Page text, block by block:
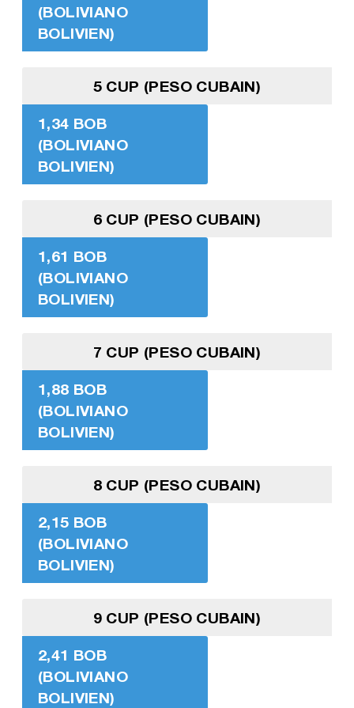
(BOLIVIANO
BOLIVIEN)
5 CUP (PESO CUBAIN)
1,34 BOB
(BOLIVIANO
BOLIVIEN)
6 CUP (PESO CUBAIN)
1,61 BOB
(BOLIVIANO
BOLIVIEN)
7 CUP (PESO CUBAIN)
1,88 BOB
(BOLIVIANO
BOLIVIEN)
8 CUP (PESO CUBAIN)
2,15 BOB
(BOLIVIANO
BOLIVIEN)
9 CUP (PESO CUBAIN)
2,41 BOB
(BOLIVIANO
BOLIVIEN)